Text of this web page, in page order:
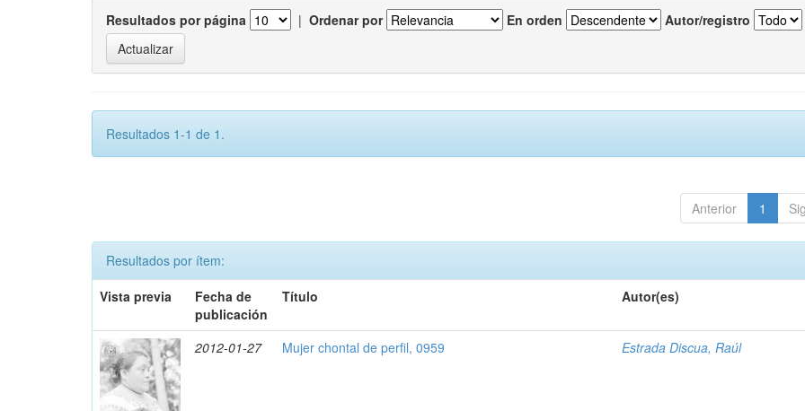
Resultados por página | Ordenar por En orden Autor/registro
Resultados 1-1 de 1.
Anterior 1
Resultados por ítem:
Vista previa
Fecha de
publicación
Título Autor(es)
2012-01-27 Mujer chontal de perfil, 0959 Estrada Discua, Raúl